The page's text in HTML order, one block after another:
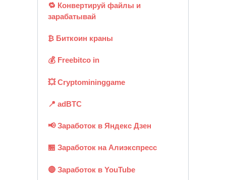
🔁 Конвертируй файлы и
зарабатывай
₿ Биткоин краны
💰 Freebitco in
💥 Cryptomininggame
📍 adBTC
📢 Заработок в Яндекс Дзен
🏪 Заработок на Алиэкспресс
🔴 Заработок в YouTube